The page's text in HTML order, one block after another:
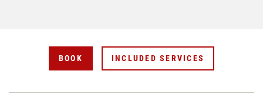
BOOK INCLUDED SERVICES